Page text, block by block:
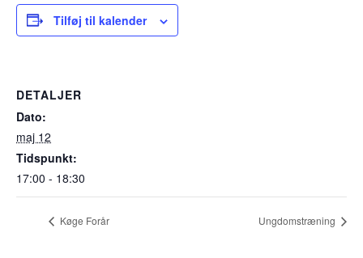
Tilføj til kalender
DETALJER
Dato:
maj 12
Tidspunkt:
17:00 - 18:30
Køge Forår Ungdomstræning